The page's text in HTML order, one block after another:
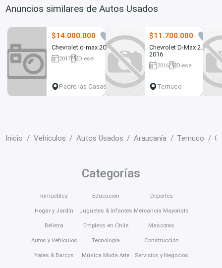
Anuncios similares de Autos Usados
$14.000.000
0
Chevrolet d-max 2017
2017
Diesel
Padre las Casas
$11.700.000
1
Chevrolet D-Max 2.5
2016
2016
Diesel
Temuco
Inicio Vehículos Autos Usados Araucanía Temuco
Categorías
Inmuebles
Hogar y Jardín
Belleza
Autos y Vehículos
Yates & Barcos
Educación
Juguetes & Infantes
Empleos en Chile
Tecnología
Música Moda Arte
Deportes
Mercancía Mayorista
Mascotas
Construcción
Servicios y Negocios